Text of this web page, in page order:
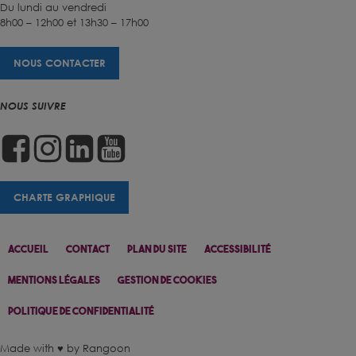
Accueil Contact Plan Du Site Accessibilité
Mentions Légales Gestion De Cookies
Politique De Confidentialité
Du lundi au vendredi
8h00 – 12h00 et 13h30 – 17h00
NOUS CONTACTER
NOUS SUIVRE
CHARTE GRAPHIQUE
Made with ♥ by Rangoon